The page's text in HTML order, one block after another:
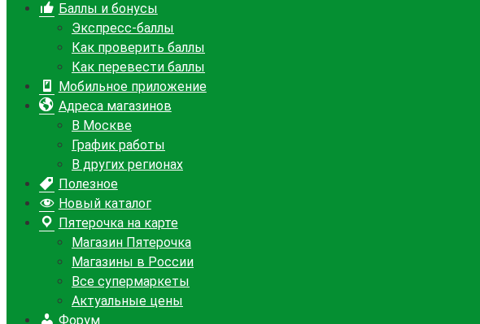
Баллы и бонусы
Экспресс-баллы
Как проверить баллы
Как перевести баллы
Мобильное приложение
Адреса магазинов
В Москве
График работы
В других регионах
Полезное
Новый каталог
Пятерочка на карте
Магазин Пятерочка
Магазины в России
Все супермаркеты
Актуальные цены
Форум